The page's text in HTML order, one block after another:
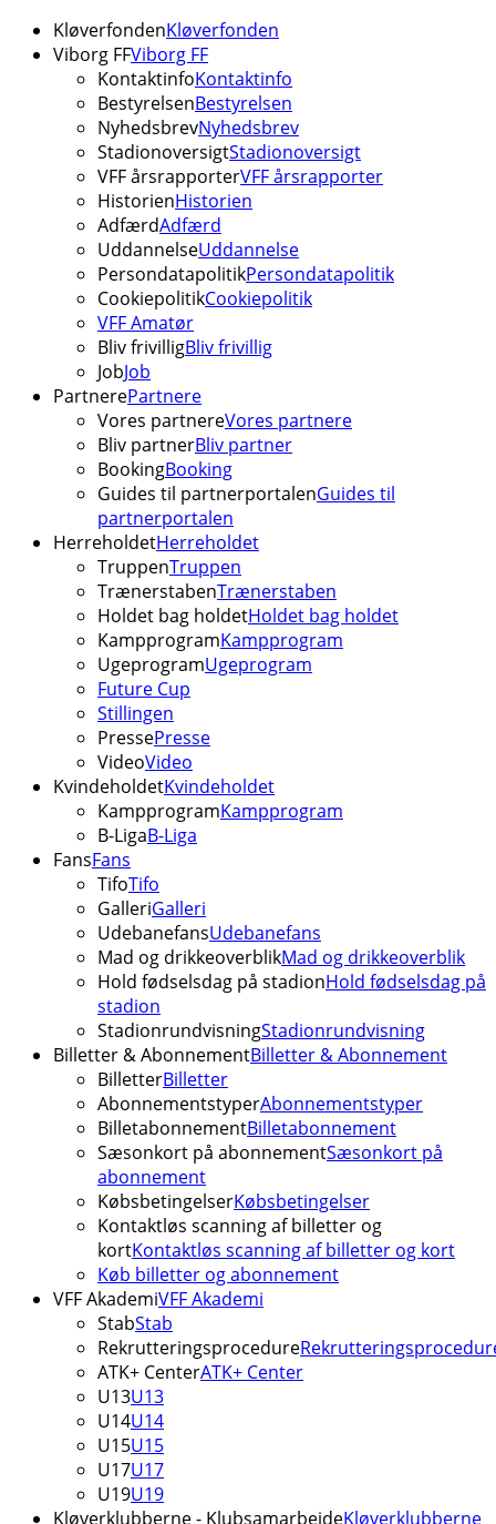
KløverfondenKløverfonden
Viborg FFViborg FF
KontaktinfoKontaktinfo
BestyrelsenBestyrelsen
NyhedsbrevNyhedsbrev
StadionoversigtStadionoversigt
VFF årsrapporterVFF årsrapporter
HistorienHistorien
AdfærdAdfærd
UddannelseUddannelse
PersondatapolitikPersondatapolitik
CookiepolitikCookiepolitik
VFF Amatør
Bliv frivilligBliv frivillig
JobJob
PartnerePartnere
Vores partnereVores partnere
Bliv partnerBliv partner
BookingBooking
Guides til partnerportalenGuides til
partnerportalen
HerreholdetHerreholdet
TruppenTruppen
TrænerstabenTrænerstaben
Holdet bag holdetHoldet bag holdet
KampprogramKampprogram
UgeprogramUgeprogram
Future Cup
Stillingen
PressePresse
VideoVideo
KvindeholdetKvindeholdet
KampprogramKampprogram
B-LigaB-Liga
FansFans
TifoTifo
GalleriGalleri
UdebanefansUdebanefans
Mad og drikkeoverblikMad og drikkeoverblik
Hold fødselsdag på stadionHold fødselsdag på
stadion
StadionrundvisningStadionrundvisning
Billetter & AbonnementBilletter & Abonnement
BilletterBilletter
AbonnementstyperAbonnementstyper
BilletabonnementBilletabonnement
Sæsonkort på abonnementSæsonkort på
abonnement
KøbsbetingelserKøbsbetingelser
Kontaktløs scanning af billetter og
kortKontaktløs scanning af billetter og kort
Køb billetter og abonnement
VFF AkademiVFF Akademi
StabStab
Rekrutteringsprocedure
ATK+ CenterATK+ Center
U13U13
U14U14
U15U15
U17U17
U19U19
Kløverklubberne - KlubsamarbejdeKløverklubberne